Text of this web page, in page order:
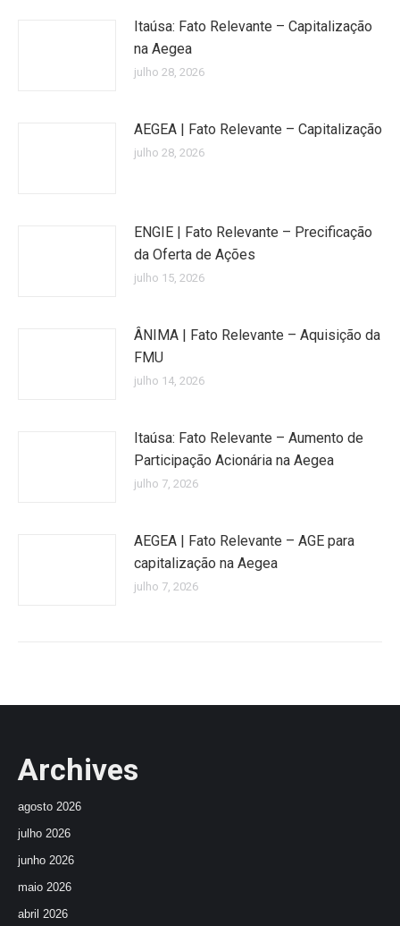
Itaúsa: Fato Relevante – Capitalização
na Aegea
julho 28, 2026
AEGEA | Fato Relevante – Capitalização
julho 28, 2026
ENGIE | Fato Relevante – Precificação
da Oferta de Ações
julho 15, 2026
ÂNIMA | Fato Relevante – Aquisição da
FMU
julho 14, 2026
Itaúsa: Fato Relevante – Aumento de
Participação Acionária na Aegea
julho 7, 2026
AEGEA | Fato Relevante – AGE para
capitalização na Aegea
julho 7, 2026
Archives
agosto 2026
julho 2026
junho 2026
maio 2026
abril 2026